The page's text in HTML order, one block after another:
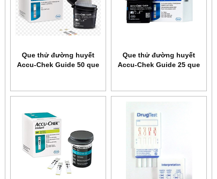
Que thử đường huyết
Accu-Chek Guide 50 que
Que thử đường huyết
Accu-Chek Guide 25 que